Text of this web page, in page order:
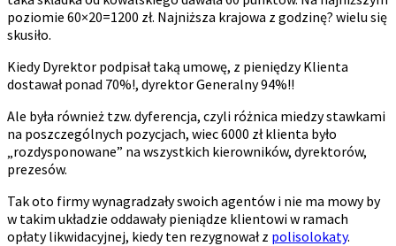
poziomie 60×20=1200 zł. Najniższa krajowa z godzinę? wielu się
skusiło.
Kiedy Dyrektor podpisał taką umowę, z pieniędzy Klienta
dostawał ponad 70%!, dyrektor Generalny 94%!!
Ale była również tzw. dyferencja, czyli różnica miedzy stawkami
na poszczególnych pozycjach, wiec 6000 zł klienta było
„rozdysponowane” na wszystkich kierowników, dyrektorów,
prezesów.
Tak oto firmy wynagradzały swoich agentów i nie ma mowy by
w takim układzie oddawały pieniądze klientowi w ramach
opłaty likwidacyjnej, kiedy ten rezygnował z polisolokaty.